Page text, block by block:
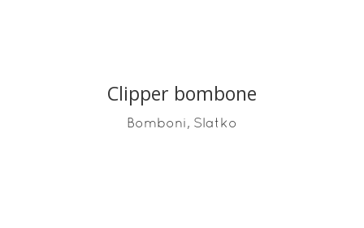
READ MORE
Clipper bombone
Bomboni, Slatko